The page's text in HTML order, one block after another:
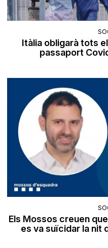
Itàlia obligarà tots
passaport
Els Mossos creuen
es va suïcidar la nit